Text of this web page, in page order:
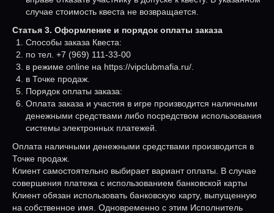
случае стоимость квеста не возвращается.
Статья 3. Оформление и порядок оплаты заказа
Способы заказа Квеста:
по тел. +7 (969) 111-33-00
в режиме online на https://vipclubmafia.ru/.
в Точке продаж.
Порядок оплаты заказа:
Оплата заказа и участия в игре производится наличными
денежными средствами либо посредством использования
системы электронных платежей.
Оплата наличными денежными средствами производится в
Точке продаж.
Клиент самостоятельно выбирает вариант оплаты. В случае
совершения платежа с использованием банковской карты
Клиент обязан использовать банковскую карту, выпущенную
на собственное имя. Одновременно с этим Исполнитель